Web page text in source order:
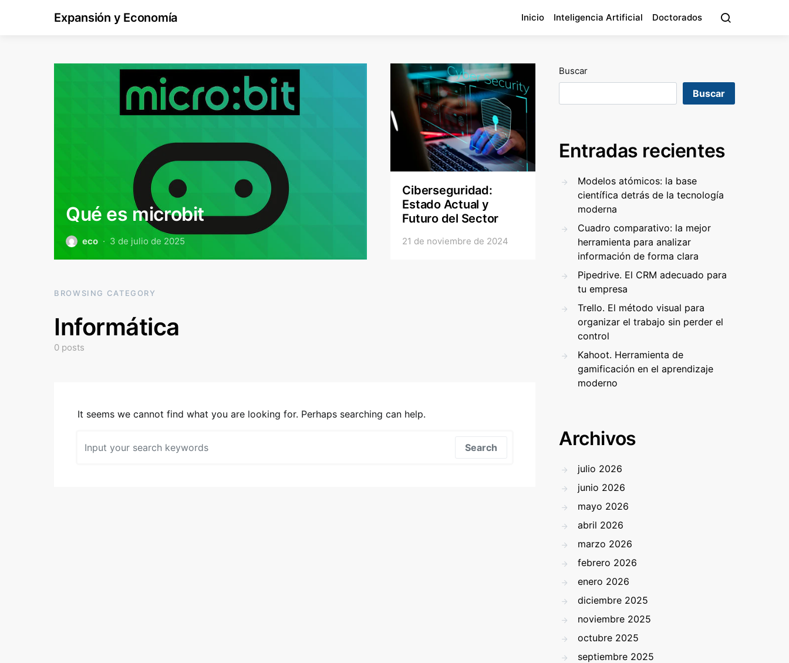
Expansión y Economía Inicio Inteligencia Artificial Doctorados
Qué es microbit
eco 3 de julio de 2025
Ciberseguridad:
Estado Actual y
Futuro del Sector
21 de noviembre de 2024
BROWSING CATEGORY
Informática
0 posts
It seems we cannot find what you are looking for. Perhaps searching can help.
Search
Buscar
Buscar
Entradas recientes
Modelos atómicos: la base
científica detrás de la tecnología
moderna
Cuadro comparativo: la mejor
herramienta para analizar
información de forma clara
Pipedrive. El CRM adecuado para
tu empresa
Trello. El método visual para
organizar el trabajo sin perder el
control
Kahoot. Herramienta de
gamificación en el aprendizaje
moderno
Archivos
julio 2026
junio 2026
mayo 2026
abril 2026
marzo 2026
febrero 2026
enero 2026
diciembre 2025
noviembre 2025
octubre 2025
septiembre 2025